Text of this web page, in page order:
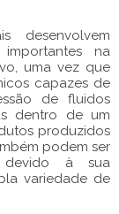
desenvolvem
na
uma vez que
capazes de
de fluidos
dentro de um
produzidos
podem ser
devido à sua
variedade de